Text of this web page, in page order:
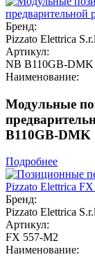
Бренд:
Pizzato Elettrica
Артикул:
NB B110GB-DMK
Наименование:
Модульные
B110GB-DMK
Подробнее
Бренд:
Pizzato Elettrica
Артикул:
FX 557-M2
Наименование: